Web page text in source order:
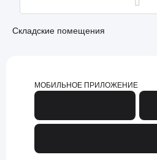
Складские помещения
МОБИЛЬНОЕ ПРИЛОЖЕНИЕ